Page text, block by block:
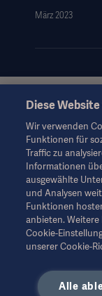
Data Subject
März 2023
Diese
dienen nur zu
auf
medizinischen
Verantwortung
Unterlassungen
Risiken trägt
Möglicherweise
Produkte in
Informationen
verwendet
Diese
Wir verwenden
Funktionen für
Traffic zu
Informationen
ausgewählte
und Analysen
Funktionen
anbieten.
Cookie-
unserer Cookie-
Alle